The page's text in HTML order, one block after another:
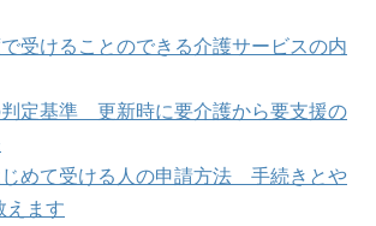
受けることのできる介護サービスの内
定基準 更新時に要介護から要支援の
めて受ける人の申請方法 手続きとや
えます